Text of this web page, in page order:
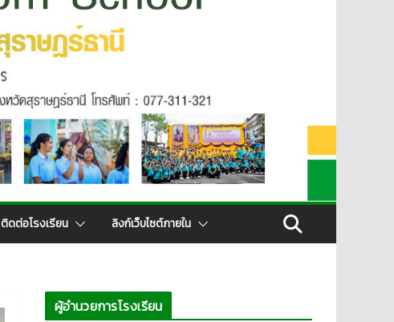
ติดต่อโรงเรียน ลิงก์เว็บไซต์ภายใน
ผู้อำนวยการโรงเรียน